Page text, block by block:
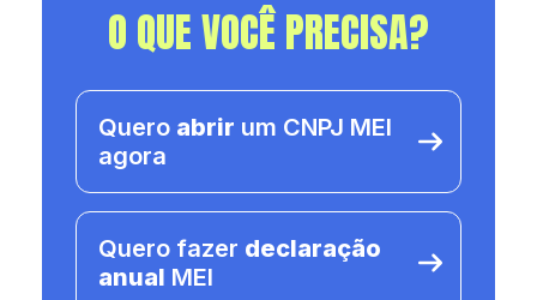
O QUE VOCÊ PRECISA?
Quero abrir um CNPJ MEI
agora
Quero fazer declaração
anual MEI